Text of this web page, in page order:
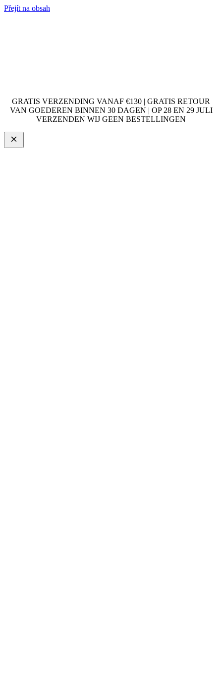
Přejít na obsah
GRATIS VERZENDING VANAF €130 | GRATIS RETOUR
VAN GOEDEREN BINNEN 30 DAGEN | OP 28 EN 29 JULI
VERZENDEN WIJ GEEN BESTELLINGEN